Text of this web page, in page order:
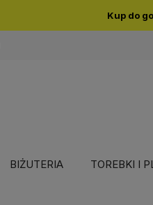
Kup do
BIŻUTERIA TOREBKI I